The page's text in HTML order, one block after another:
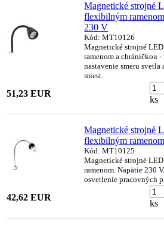
Magnetické strojné
flexibilným
230 V
Kód: MT10126
Magnetické strojné
ramenom a chráničkou -
nastavenie smeru
miest.
51,23 EUR
ks
Magnetické strojné
flexibilným
Kód: MT10125
Magnetické strojné
ramenom. Napätie 230
osvetlenie pracovných
42,62 EUR
ks